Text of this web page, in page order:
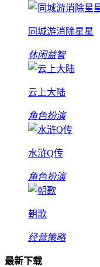
同城游消除星星
休闲益智
云上大陆
角色扮演
水浒Q传
角色扮演
朝歌
经营策略
最新下载